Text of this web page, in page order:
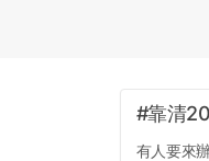
#靠清
有人要來